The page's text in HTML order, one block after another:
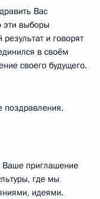
Вас
эти выборы
и говорят
в своём
своего будущего.
поздравления.
Ваше приглашение
где мы
идеями.